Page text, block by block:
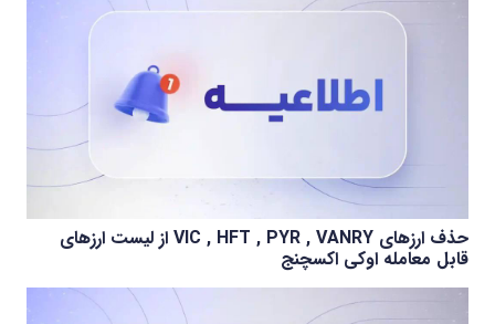
حذف ارزهای VIC , HFT , PYR , VANRY از لیست ارزهای
قابل معامله اوکی اکسچنج